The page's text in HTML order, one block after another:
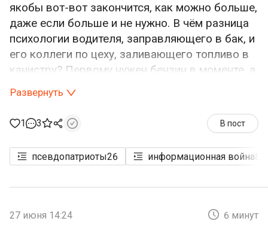
якобы вот-вот закончится, как можно больше,
даже если больше и не нужно. В чём разница
психологии водителя, заправляющего в бак, и
его коллеги по цеху, заливающего топливо в
канистру? Первому нужен бензин в моменте, а
второму нет, и первые рискуют пострадать
из-за действий вторых.
Кроме того, как я упоминал в одной из своих
более ранних статей, большинство
недостатков людей — это мутация их
обстоятельствами или чьим-то злым
умыслом. Массовый потребительский
ажиотаж, который и создаёт реальный
Развернуть
1 3 В пост
псевдопатриоты26 информационная война86
27 июня 14:24 6 минут